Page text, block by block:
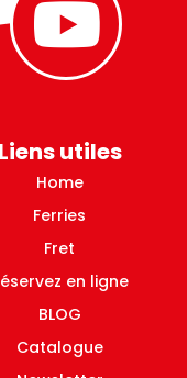
Liens utiles
Home
Ferries
Fret
en ligne
BLOG
Catalogue